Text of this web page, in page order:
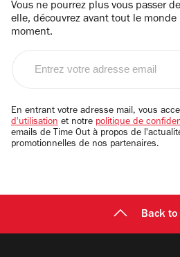
Vous ne pourrez plus vous passer
elle, découvrez avant tout le
moment.
email
En entrant votre adresse mail, vous
d'utilisation et notre politique de
emails de Time Out à propos de
promotionnelles de nos partenaires.
Back to